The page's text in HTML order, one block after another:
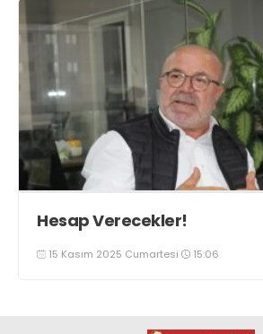
Hesap Verecekler!
15 Kasım 2025 Cumartesi 15:06